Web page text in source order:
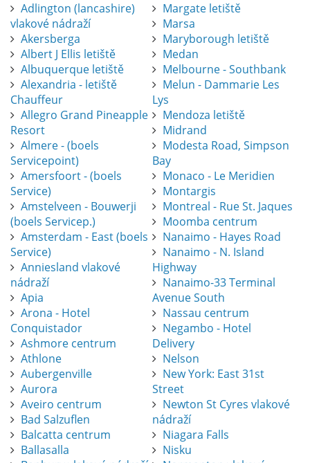
Adlington (lancashire)
vlakové nádraží
Akersberga
Albert J Ellis letiště
Albuquerque letiště
Alexandria - letiště
Chauffeur
Allegro Grand Pineapple
Resort
Almere - (boels
Servicepoint)
Amersfoort - (boels
Service)
Amstelveen - Bouwerji
(boels Servicep.)
Amsterdam - East (boels
Service)
Anniesland vlakové
nádraží
Apia
Arona - Hotel
Conquistador
Ashmore centrum
Athlone
Aubergenville
Aurora
Aveiro centrum
Bad Salzuflen
Balcatta centrum
Ballasalla
Margate letiště
Marsa
Maryborough letiště
Medan
Melbourne - Southbank
Melun - Dammarie Les
Lys
Mendoza letiště
Midrand
Modesta Road, Simpson
Bay
Monaco - Le Meridien
Montargis
Montreal - Rue St. Jaques
Moomba centrum
Nanaimo - Hayes Road
Nanaimo - N. Island
Highway
Nanaimo-33 Terminal
Avenue South
Nassau centrum
Negambo - Hotel
Delivery
Nelson
New York: East 31st
Street
Newton St Cyres vlakové
nádraží
Niagara Falls
Nisku